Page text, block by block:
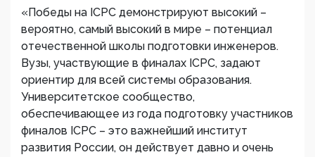
«Победы на ICPC демонстрируют высокий –
вероятно, самый высокий в мире – потенциал
отечественной школы подготовки инженеров.
Вузы, участвующие в финалах ICPC, задают
ориентир для всей системы образования.
Университетское сообщество,
обеспечивающее из года подготовку участников
финалов ICPC – это важнейший институт
развития России, он действует давно и очень